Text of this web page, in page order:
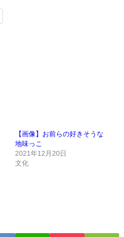
【画像】お前らの好きそうな
地味っこ
2021年12月20日
文化